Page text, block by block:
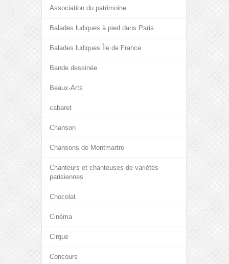
Association du patrimoine
Balades ludiques à pied dans Paris
Balades ludiques Île de France
Bande dessinée
Beaux-Arts
cabaret
Chanson
Chansons de Montmartre
Chanteurs et chanteuses de variétés
parisiennes
Chocolat
Cinéma
Cirque
Concours